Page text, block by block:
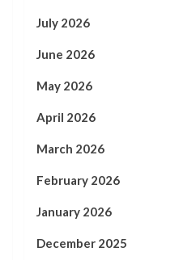
July 2026
June 2026
May 2026
April 2026
March 2026
February 2026
January 2026
December 2025